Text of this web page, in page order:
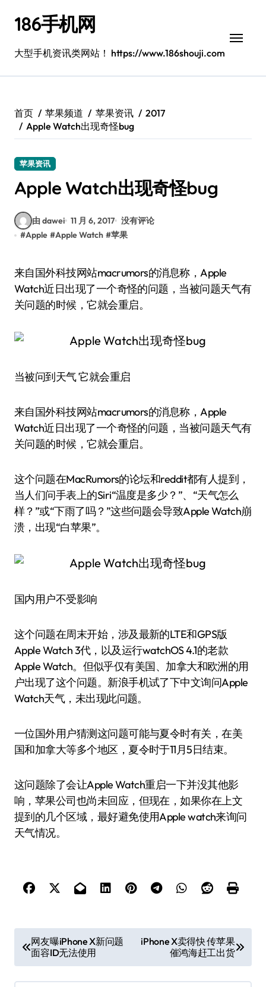
186手机网
大型手机资讯类网站！ https://www.186shouji.com
首页 苹果频道 苹果资讯
2017
Apple Watch出现奇怪bug
苹果资讯
Apple Watch出现奇怪bug
由 dawei 11 月 6, 2017 没有评论
#Apple #Apple Watch #苹果
来自国外科技网站macrumors的消息称，Apple
Watch近日出现了一个奇怪的问题，当被问题天气有
关问题的时候，它就会重启。
当被问到天气 它就会重启
来自国外科技网站macrumors的消息称，Apple
Watch近日出现了一个奇怪的问题，当被问题天气有
关问题的时候，它就会重启。
这个问题在MacRumors的论坛和reddit都有人提到，
当人们问手表上的Siri“温度是多少？”、“天气怎么
样？”或“下雨了吗？”这些问题会导致Apple Watch崩
溃，出现“白苹果”。
国内用户不受影响
这个问题在周末开始，涉及最新的LTE和GPS版
Apple Watch 3代，以及运行watchOS 4.1的老款
Apple Watch。但似乎仅有美国、加拿大和欧洲的用
户出现了这个问题。新浪手机试了下中文询问Apple
Watch天气，未出现此问题。
一位国外用户猜测这问题可能与夏令时有关，在美
国和加拿大等多个地区，夏令时于11月5日结束。
这问题除了会让Apple Watch重启一下并没其他影
响，苹果公司也尚未回应，但现在，如果你在上文
提到的几个区域，最好避免使用Apple watch来询问
天气情况。
章
导
网友曝iPhone X新问题
面容ID无法使用
iPhone X卖得快 传苹果
催鸿海赶工出货